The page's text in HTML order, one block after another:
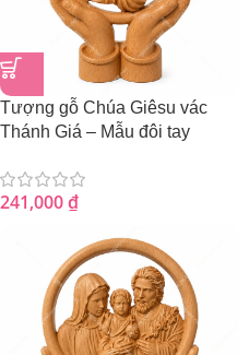
Tượng gỗ Chúa Giêsu vác
Thánh Giá – Mẫu đôi tay
241,000₫